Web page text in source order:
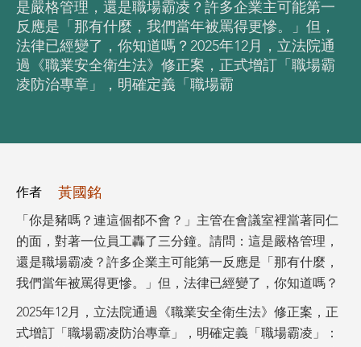
是嚴格管理，還是職場霸凌？許多企業主可能第一
反應是「那有什麼，我們當年被罵得更慘。」但，
法律已經變了，你知道嗎？2025年12月，立法院通
過《職業安全衛生法》修正案，正式增訂「職場霸
凌防治專章」，明確定義「職場霸
作者 黃國銘
「你是豬嗎？連這個都不會？」主管在會議室裡當著同仁
的面，對著一位員工轟了三分鐘。請問：這是嚴格管理，
還是職場霸凌？許多企業主可能第一反應是「那有什麼，
我們當年被罵得更慘。」但，法律已經變了，你知道嗎？
2025年12月，立法院通過《職業安全衛生法》修正案，正
式增訂「職場霸凌防治專章」，明確定義「職場霸凌」：